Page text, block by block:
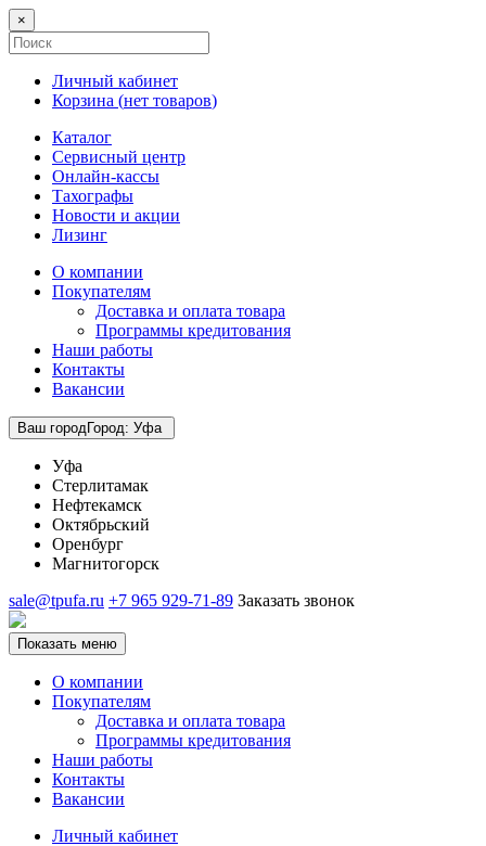
×
Личный кабинет
Корзина (нет товаров)
Каталог
Сервисный центр
Онлайн-кассы
Тахографы
Новости и акции
Лизинг
О компании
Покупателям
Доставка и оплата товара
Программы кредитования
Наши работы
Контакты
Вакансии
Ваш городГород: Уфа
Уфа
Стерлитамак
Нефтекамск
Октябрьский
Оренбург
Магнитогорск
sale@tpufa.ru +7 965 929-71-89 Заказать звонок
Показать меню
О компании
Покупателям
Доставка и оплата товара
Программы кредитования
Наши работы
Контакты
Вакансии
Личный кабинет